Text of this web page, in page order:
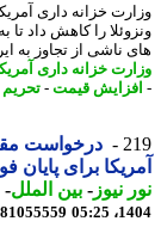
خزانه داری آمریکا
را کاهش داد تا به
ناشی از تجاوز به
خزانه داری آمریکا-
قیمت-تحریم
درخواست
برای پایان
نیوز-بین الملل-
81055559